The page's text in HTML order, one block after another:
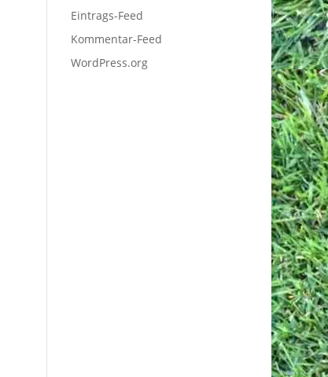
Eintrags-Feed
Kommentar-Feed
WordPress.org